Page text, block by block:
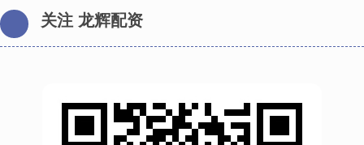
关注 龙辉配资